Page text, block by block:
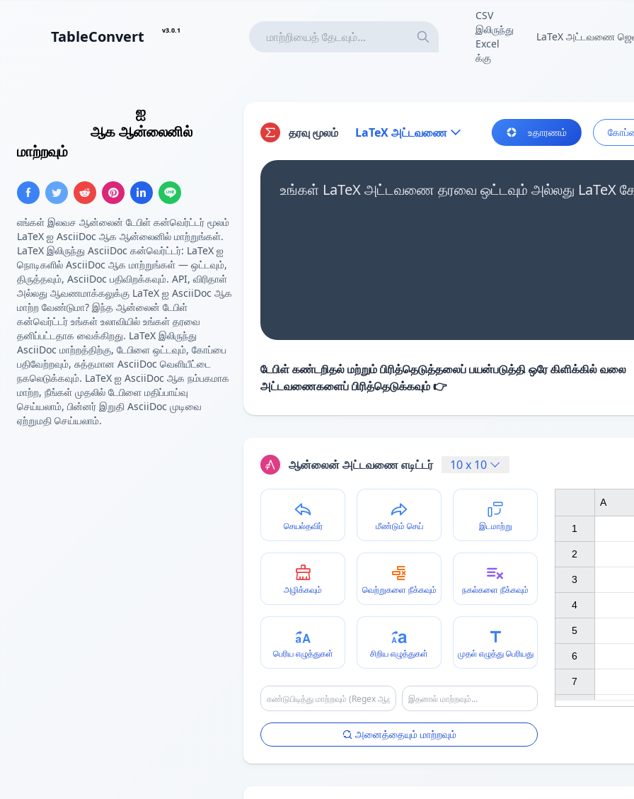
TableConvert v3.0.1
CSV
இலிருந்து
Excel
க்கு
LaTeX அட்டவணை
ஐ
ஆக ஆன்லைனில்
மாற்றவும்
எங்கள் இலவச ஆன்லைன் டேபிள் கன்வெர்ட்டர் மூலம்
LaTeX ஐ AsciiDoc ஆக ஆன்லைனில் மாற்றுங்கள்.
LaTeX இலிருந்து AsciiDoc கன்வெர்ட்டர்: LaTeX ஐ
நொடிகளில் AsciiDoc ஆக மாற்றுங்கள் — ஒட்டவும்,
திருத்தவும், AsciiDoc பதிவிறக்கவும். API, விரிதாள்
அல்லது ஆவணமாக்கலுக்கு LaTeX ஐ AsciiDoc ஆக
மாற்ற வேண்டுமா? இந்த ஆன்லைன் டேபிள்
கன்வெர்ட்டர் உங்கள் உலாவியில் உங்கள் தரவை
தனிப்பட்டதாக வைக்கிறது. LaTeX இலிருந்து
AsciiDoc மாற்றத்திற்கு, டேபிளை ஒட்டவும், கோப்பை
பதிவேற்றவும், சுத்தமான AsciiDoc வெளியீட்டை
நகலெடுக்கவும். LaTeX ஐ AsciiDoc ஆக நம்பகமாக
மாற்ற, நீங்கள் முதலில் டேபிளை மதிப்பாய்வு
செய்யலாம், பின்னர் இறுதி AsciiDoc முடிவை
ஏற்றுமதி செய்யலாம்.
தரவு மூலம் LaTeX அட்டவணை உதாரணம்
உங்கள் LaTeX அட்டவணை தரவை ஒட்டவும் அல்லது LaTeX
டேபிள் கண்டறிதல் மற்றும் பிரித்தெடுத்தலைப் பயன்படுத்தி ஒரே கிளிக்கில் வலை
அட்டவணைகளைப் பிரித்தெடுக்கவும் 👉
ஆன்லைன் அட்டவணை எடிட்டர் 10x 10
செயல்தவிர் மீண்டும் செய் இடமாற்று
அழிக்கவும் வெற்றுகளை நீக்கவும் நகல்களை நீக்கவும்
பெரிய எழுத்துகள் சிறிய எழுத்துகள் முதல் எழுத்து பெரியது
அனைத்தையும் மாற்றவும்
1
2
3
4
5
6
7
A